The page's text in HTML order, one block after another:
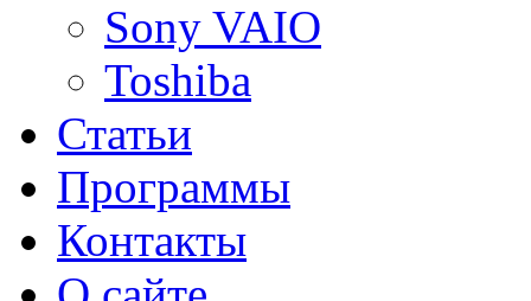
Sony VAIO
Toshiba
Статьи
Программы
Контакты